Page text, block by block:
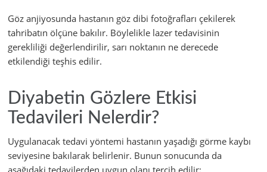
Göz anjiyosunda hastanın göz dibi fotoğrafları çekilerek
tahribatın ölçüne bakılır. Böylelikle lazer tedavisinin
gerekliliği değerlendirilir, sarı noktanın ne derecede
etkilendiği teşhis edilir.
Diyabetin Gözlere Etkisi
Tedavileri Nelerdir?
Uygulanacak tedavi yöntemi hastanın yaşadığı görme kaybı
seviyesine bakılarak belirlenir. Bunun sonucunda da